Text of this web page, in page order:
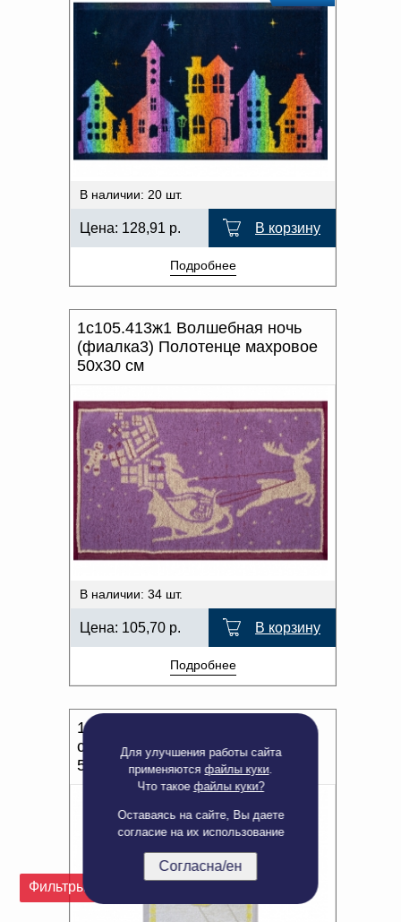
Для улучшения работы сайта
применяютсяфайлы куки.
Что такое файлы куки?
Оставаясь на сайте, Вы даете
согласие на их использование
Согласна/ен
Фильтры
В наличии: 20 шт.
Цена: 128,91 р. В корзину
Подробнее
1с105.413ж1 Волшебная ночь
(фиалка3) Полотенце махровое
50х30 см
В наличии: 34 шт.
Цена: 105,70 р. В корзину
Подробнее
1с105.413ж1 Гусь (лимонно-
серый) Полотенце махровое
50х30 см